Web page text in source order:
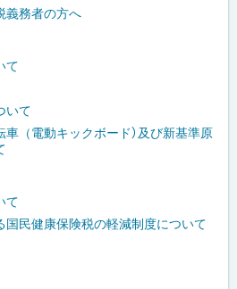
義務者の方へ
て
いて
（電動キックボード）及び新基準原
て
国民健康保険税の軽減制度について